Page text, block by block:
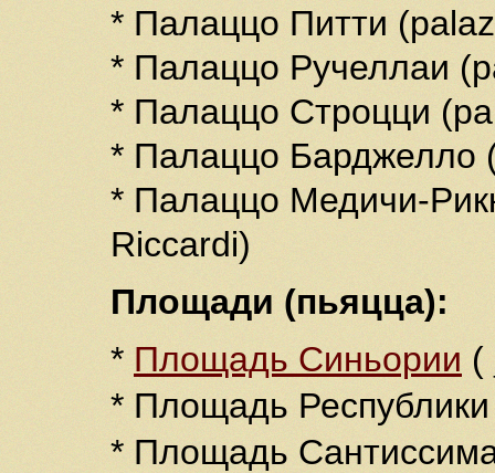
* Палаццо Питти
* Палаццо Ручеллаи
* Палаццо Строцци
* Палаццо Барджелло
* Палаццо Медичи-
Riccardi)
Площади (пьяцца):
* Площадь Синьории (
* Площадь
* Площадь